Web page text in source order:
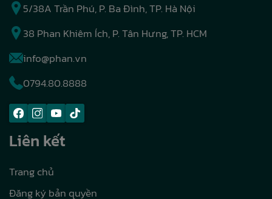
5/38A Trần Phú, P. Ba Đình, TP. Hà Nội
38 Phan Khiêm Ích, P. Tân Hưng, TP. HCM
info@phan.vn
0794.80.8888
Liên kết
Trang chủ
Đăng ký bản quyền